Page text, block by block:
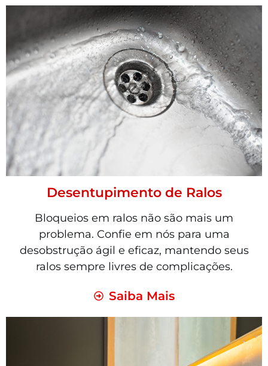
Desentupimento de Ralos
Bloqueios em ralos não são mais um
problema. Confie em nós para uma
desobstrução ágil e eficaz, mantendo seus
ralos sempre livres de complicações.
Saiba Mais